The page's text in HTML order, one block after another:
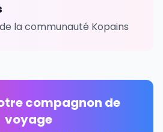
la communauté Kopains
compagnon de
voyage